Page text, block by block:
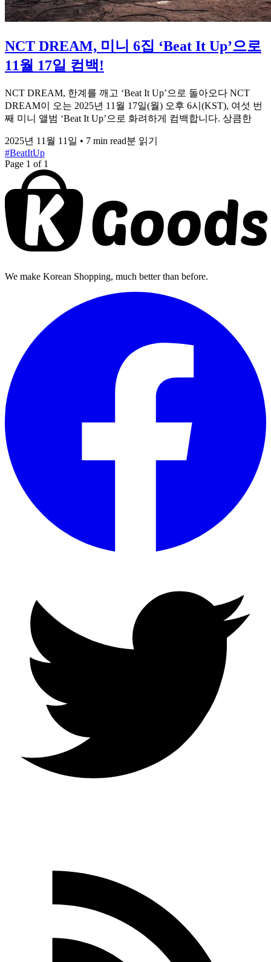
NCT DREAM, 미니 6집 ‘Beat It Up’으로
11월 17일 컴백!
NCT DREAM, 한계를 깨고 ‘Beat It Up’으로 돌아오다 NCT
DREAM이 오는 2025년 11월 17일(월) 오후 6시(KST), 여섯 번
째 미니 앨범 ‘Beat It Up’으로 화려하게 컴백합니다. 상큼한
2025년 11월 11일 • 7 min read분 읽기
#BeatItUp
Page 1 of 1
We make Korean Shopping, much better than before.